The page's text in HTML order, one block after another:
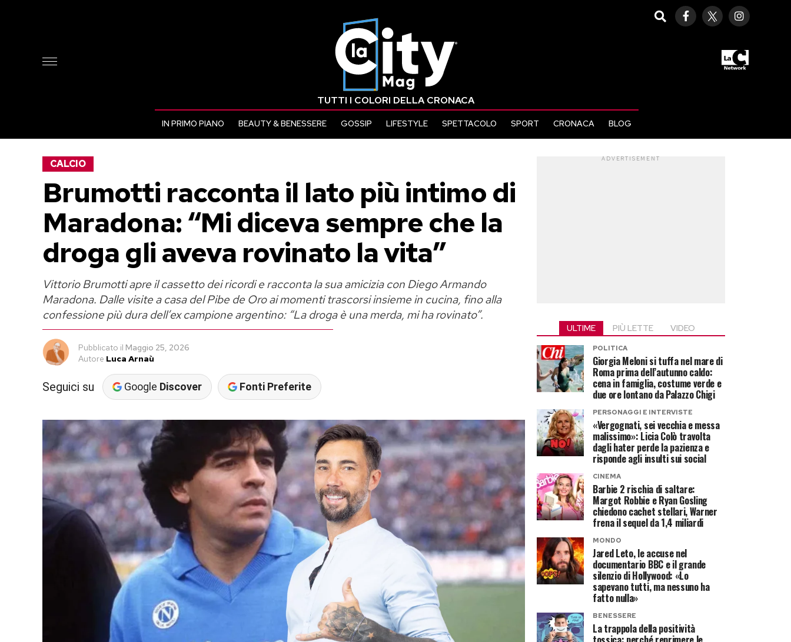
TUTTI I COLORI DELLA CRONACA
IN PRIMO PIANO BEAUTY & BENESSERE GOSSIP LIFESTYLE SPETTACOLO SPORT CRONACA BLOG
CALCIO
Brumotti racconta il lato più intimo di
Maradona: “Mi diceva sempre che la
droga gli aveva rovinato la vita”
Vittorio Brumotti apre il cassetto dei ricordi e racconta la sua amicizia con Diego Armando
Maradona. Dalle visite a casa del Pibe de Oro ai momenti trascorsi insieme in cucina, fino alla
confessione più dura dell’ex campione argentino: “La droga è una merda, mi ha rovinato”.
Pubblicato il Maggio 25, 2026
Autore Luca Arnaù
Seguici su Google Discover Fonti Preferite
ADVERTISEMENT
ULTIME PIÙ LETTE VIDEO
POLITICA
Giorgia Meloni si tuffa nel mare di
Roma prima dell’autunno caldo:
cena in famiglia, costume verde e
due ore lontano da Palazzo Chigi
PERSONAGGI E INTERVISTE
«Vergognati, sei vecchia e messa
malissimo»: Licia Colò travolta
dagli hater perde la pazienza e
risponde agli insulti sui social
CINEMA
Barbie 2 rischia di saltare:
Margot Robbie e Ryan Gosling
chiedono cachet stellari, Warner
frena il sequel da 1,4 miliardi
MONDO
Jared Leto, le accuse nel
documentario BBC e il grande
silenzio di Hollywood: «Lo
sapevano tutti, ma nessuno ha
fatto nulla»
BENESSERE
La trappola della positività